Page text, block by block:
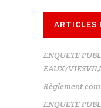
ARTICLES
ENQUETE
EAUX/
Règlement
ENQUETE